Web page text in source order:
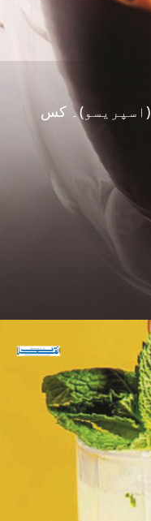
Espresso ،Eh-Spreh-Soh-Luh (اسپریسو)۔ کس